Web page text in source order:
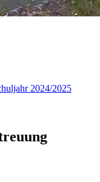
2024/2025